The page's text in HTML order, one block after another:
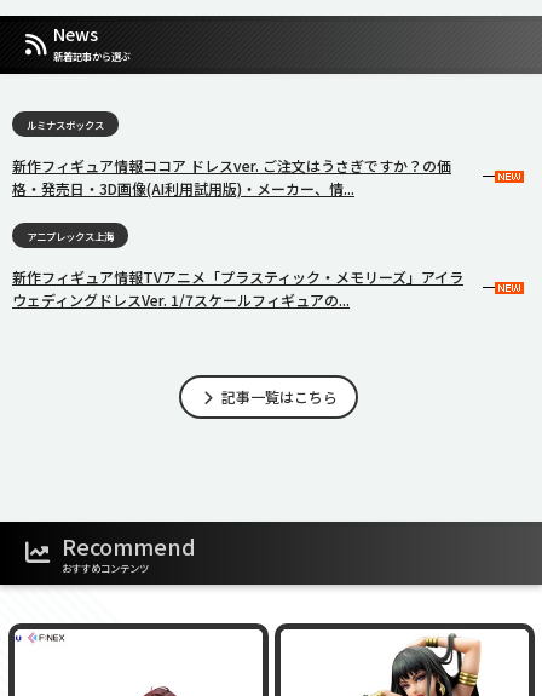
News
新着記事から選ぶ
ルミナスボックス
新作フィギュア情報ココア ドレスver. ご注文はうさぎですか？の価
格・発売日・3D画像(AI利用試用版)・メーカー、情...
アニプレックス上海
新作フィギュア情報TVアニメ「プラスティック・メモリーズ」アイラ
ウェディングドレスVer. 1/7スケールフィギュアの...
記事一覧はこちら
Recommend
おすすめコンテンツ